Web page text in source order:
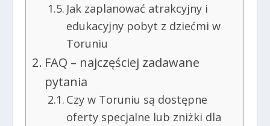
Jak zaplanować atrakcyjny i
edukacyjny pobyt z dziećmi w
Toruniu
FAQ – najczęściej zadawane
pytania
Czy w Toruniu są dostępne
oferty specjalne lub zniżki dla